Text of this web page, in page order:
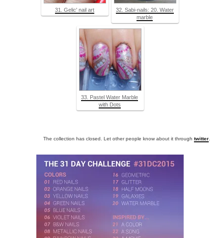
31. Gelic' nail art
32. Sabi-nails: 20. Water
marble
33. Pastel Water Marble
with Dots
The collection has closed. Let other people know about it through twitter.